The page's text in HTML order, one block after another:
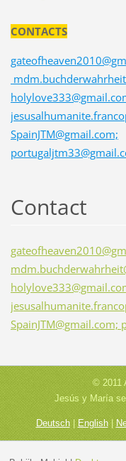
CONTACTS
SpainJTM@gmail.com;
Contact
© 2011
Jesús y María
Deutsch|English|